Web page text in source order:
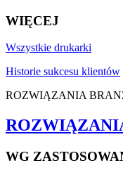
WIĘCEJ
Wszystkie drukarki
Historie sukcesu klientów
ROZWIĄZANIA
WG